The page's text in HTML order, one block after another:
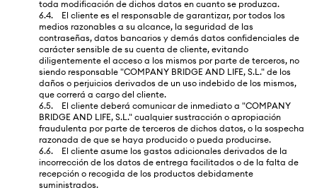
toda modificación de dichos datos en cuanto se produzca.
6.4. El cliente es el responsable de garantizar, por todos los
medios razonables a su alcance, la seguridad de las
contraseñas, datos bancarios y demás datos confidenciales de
carácter sensible de su cuenta de cliente, evitando
diligentemente el acceso a los mismos por parte de terceros, no
siendo responsable "COMPANY BRIDGE AND LIFE, S.L." de los
daños o perjuicios derivados de un uso indebido de los mismos,
que correrá a cargo del cliente.
6.5. El cliente deberá comunicar de inmediato a "COMPANY
BRIDGE AND LIFE, S.L." cualquier sustracción o apropiación
fraudulenta por parte de terceros de dichos datos, o la sospecha
razonada de que se haya producido o pueda producirse.
6.6. El cliente asume los gastos adicionales derivados de la
incorrección de los datos de entrega facilitados o de la falta de
recepción o recogida de los productos debidamente
suministrados.